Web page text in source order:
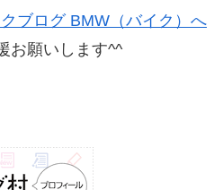
お願いします^^